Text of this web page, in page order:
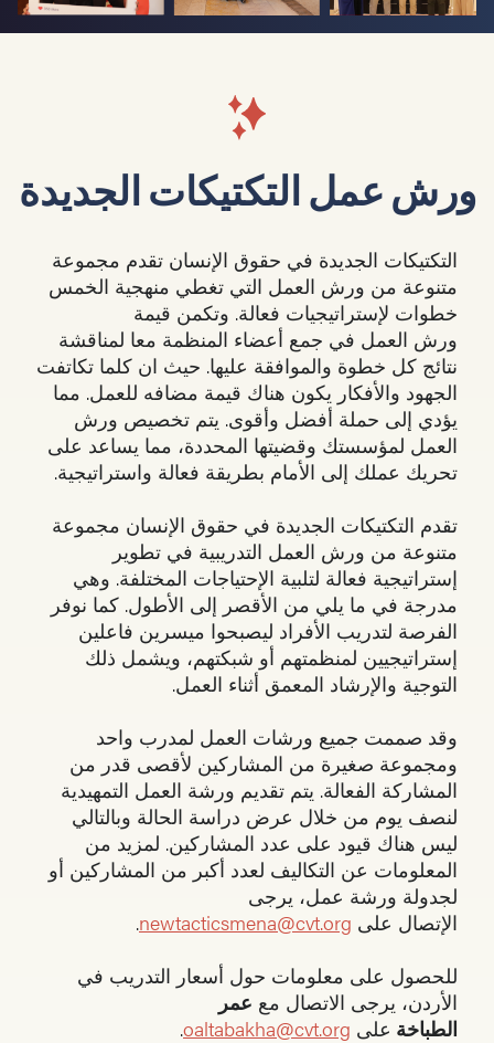
ورش عمل التكتيكات الجديدة
التكتيكات الجديدة في حقوق الإنسان تقدم مجموعة
متنوعة من ورش العمل التي تغطي منهجية الخمس
خطوات لإستراتيجيات فعالة. وتكمن قيمة
ورش العمل في جمع أعضاء المنظمة معا لمناقشة
نتائج كل خطوة والموافقة عليها. حيث ان كلما تكاتفت
الجهود والأفكار يكون هناك قيمة مضافه للعمل. مما
يؤدي إلى حملة أفضل وأقوى. يتم تخصيص ورش
العمل لمؤسستك وقضيتها المحددة، مما يساعد على
تحريك عملك إلى الأمام بطريقة فعالة واستراتيجية.
تقدم التكتيكات الجديدة في حقوق الإنسان مجموعة
متنوعة من ورش العمل التدريبية في تطوير
إستراتيجية فعالة لتلبية الإحتياجات المختلفة. وهي
مدرجة في ما يلي من الأقصر إلى الأطول. كما نوفر
الفرصة لتدريب الأفراد ليصبحوا ميسرين فاعلين
إستراتيجيين لمنظمتهم أو شبكتهم، ويشمل ذلك
التوجية والإرشاد المعمق أثناء العمل.
وقد صممت جميع ورشات العمل لمدرب واحد
ومجموعة صغيرة من المشاركين لأقصى قدر من
المشاركة الفعالة. يتم تقديم ورشة العمل التمهيدية
لنصف يوم من خلال عرض دراسة الحالة وبالتالي
ليس هناك قيود على عدد المشاركين. لمزيد من
المعلومات عن التكاليف لعدد أكبر من المشاركين أو
لجدولة ورشة عمل، يرجى
الإتصال على newtacticsmena@cvt.org
.
للحصول على معلومات حول أسعار التدريب في
الأردن، يرجى الاتصال مع عمر
الطباخة على oaltabakha@cvt.org
.